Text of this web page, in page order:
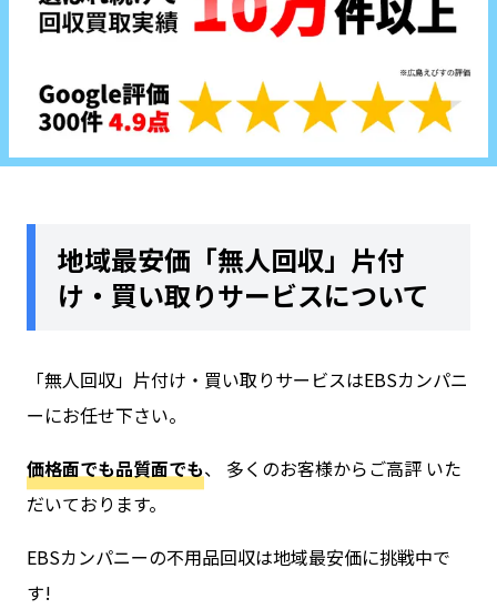
地域最安価「無人回収」片付
け・買い取りサービスについて
「無人回収」 片付け・買い取りサービスはEBSカンパニ
ーにお任せ下さい。
価格面でも品質面でも、 多くのお客様からご高評 いた
だいております。
EBSカンパニーの不用品回収は地域最安価に挑戦中で
す!